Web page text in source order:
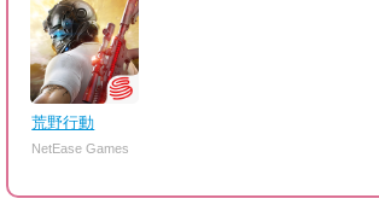
荒野行動
NetEase Games